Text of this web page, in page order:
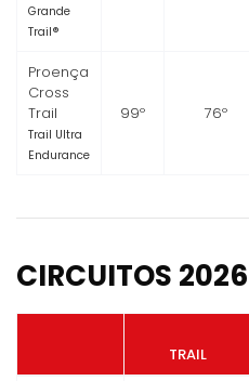
Grande
Trail®
Proença
Cross
Trail
Trail Ultra
Endurance
99º 76º
CIRCUITOS 2026
TRAIL